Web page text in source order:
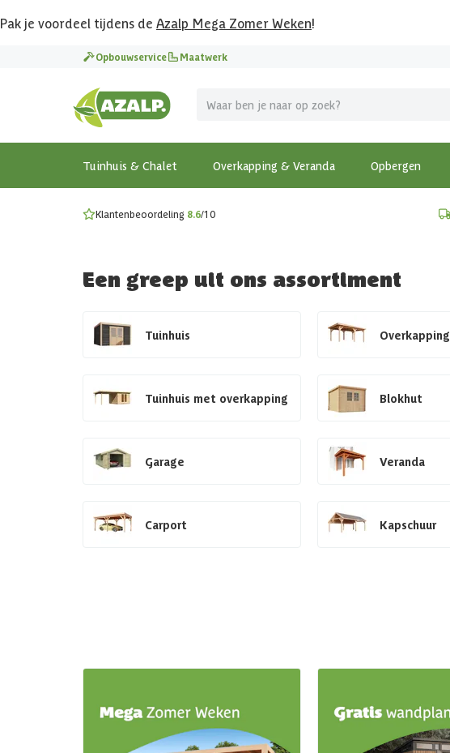
Pak je voordeel tijdens de Azalp Mega Zomer Weken!
Opbouwservice Maatwerk
Tuinhuis & Chalet Overkapping & Veranda Opbergen
Vier vakantie in je tuin
MEGA zomer kortingen op overkappingen en tuinhuizen!
Bekijk de actiemodellen
Gratis wandplankset
Ontdek onze metalen overkappingen
Klantenbeoordeling 8.6/10
Een greep uit ons assortiment
Tuinhuis Overkapping
Tuinhuis met overkapping Blokhut
Garage Veranda
Carport Kapschuur